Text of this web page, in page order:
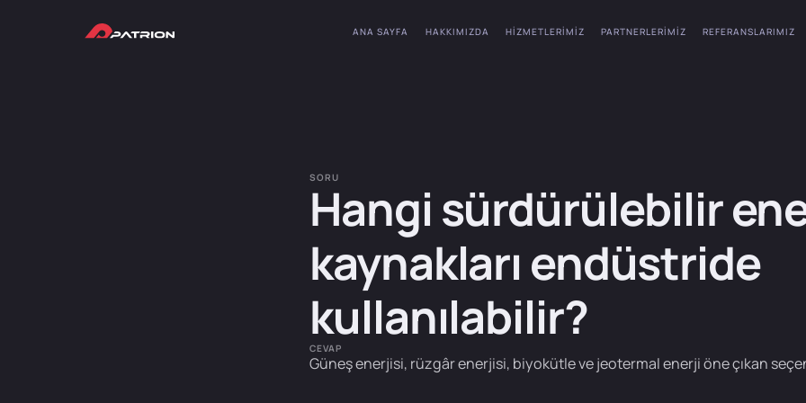
ANA SAYFA HAKKIMIZDA HIZMETLERIMIZ PARTNERLERIMIZ REFERANSLARIMIZ
SORU
Hangi sürdürülebilir
kaynakları endüstride
kullanılabilir?
CEVAP
Güneş enerjisi, rüzgâr enerjisi, biyokütle ve jeotermal enerji öne çıkan